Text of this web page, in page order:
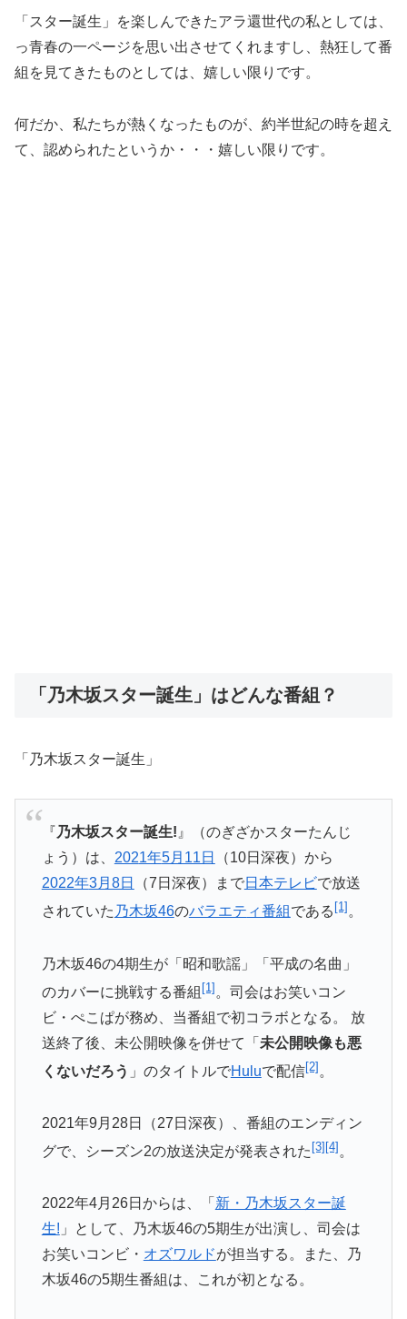
「スター誕生」を楽しんできたアラ還世代の私としては、
っ青春の一ページを思い出させてくれますし、熱狂して番
組を見てきたものとしては、嬉しい限りです。
何だか、私たちが熱くなったものが、約半世紀の時を超え
て、認められたというか・・・嬉しい限りです。
「乃木坂スター誕生」はどんな番組？
「乃木坂スター誕生」
『 乃木坂スター誕生!』（のぎざかスターたんじ
ょう）は、 2021年5月11日
（10日深夜）から
2022年3月8日 （7日深夜）まで日本テレビで放送
されていた 乃木坂46のバラエテ ィ番組 である [1] 。
乃木坂46の4期生が「昭和歌謡」「平成の名曲」
のカバーに挑戦する番組 [1] 。司会はお笑いコン
ビ・ ぺこぱが務め、当番組で初コラボとなる。 放
送終了後、未公開映像を併せて「 未公開映像も悪
くないだろう 」 のタイトルでHuluで配信[2] 。
2021年9月28日（27日深夜）、番組のエンディン
グで、
シーズン2の放送決定が発表された [3] [4] 。
2022年4月26日からは、「 新・乃木坂スター誕
生! 」
として、乃木坂46の5期生が出演し、司会は
お笑いコンビ・ オズワルドが担当する。また、乃
木坂46の5期生番組は、
これが初となる。